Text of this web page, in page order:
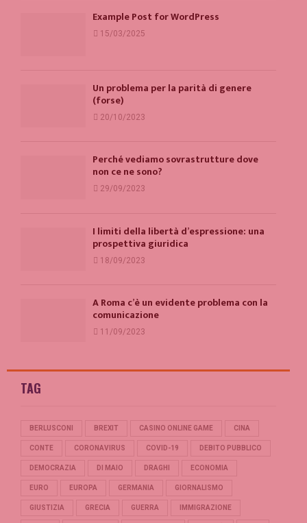
Example Post for WordPress
15/03/2025
Un problema per la parità di genere
(forse)
20/10/2023
Perché vediamo sovrastrutture dove
non ce ne sono?
29/09/2023
I limiti della libertà d’espressione: una
prospettiva giuridica
18/09/2023
A Roma c’è un evidente problema con la
comunicazione
11/09/2023
TAG
BERLUSCONI BREXIT CASINO ONLINE GAME CINA
CONTE CORONAVIRUS COVID-19 DEBITO PUBBLICO
DEMOCRAZIA DI MAIO DRAGHI ECONOMIA
EURO EUROPA GERMANIA GIORNALISMO
GIUSTIZIA GRECIA GUERRA IMMIGRAZIONE